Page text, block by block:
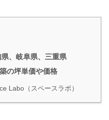
、岐阜県、三重県
の坪単価や価格
Labo（スペースラボ）